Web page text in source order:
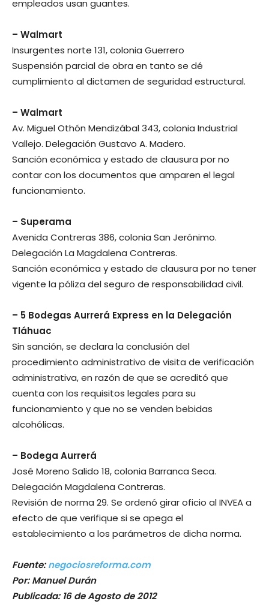
empleados usan guantes.
– Walmart
Insurgentes norte 131, colonia Guerrero
Suspensión parcial de obra en tanto se dé
cumplimiento al dictamen de seguridad estructural.
– Walmart
Av. Miguel Othón Mendizábal 343, colonia Industrial
Vallejo. Delegación Gustavo A. Madero.
Sanción económica y estado de clausura por no
contar con los documentos que amparen el legal
funcionamiento.
– Superama
Avenida Contreras 386, colonia San Jerónimo.
Delegación La Magdalena Contreras.
Sanción económica y estado de clausura por no tener
vigente la póliza del seguro de responsabilidad civil.
– 5 Bodegas Aurrerá Express en la Delegación
Tláhuac
Sin sanción, se declara la conclusión del
procedimiento administrativo de visita de verificación
administrativa, en razón de que se acreditó que
cuenta con los requisitos legales para su
funcionamiento y que no se venden bebidas
alcohólicas.
– Bodega Aurrerá
José Moreno Salido 18, colonia Barranca Seca.
Delegación Magdalena Contreras.
Revisión de norma 29. Se ordenó girar oficio al INVEA a
efecto de que verifique si se apega el
establecimiento a los parámetros de dicha norma.
Fuente:negociosreforma.com
Por: Manuel Durán
Publicada: 16 de Agosto de 2012